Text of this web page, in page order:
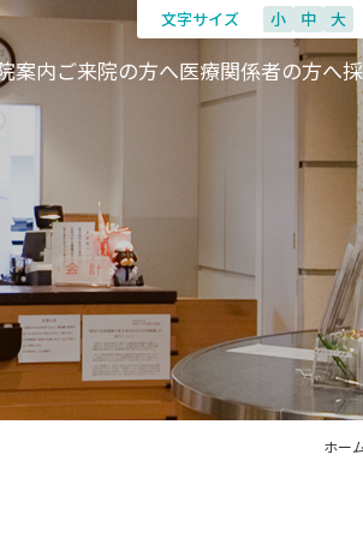
文字サイズ 小 中 大
案内ご来院の方へ医療関係者の方へ
ホー